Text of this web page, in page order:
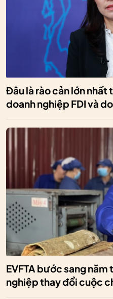
Đâu là rào cản lớn nhất
doanh nghiệp FDI và
EVFTA bước sang
nghiệp thay đổi cuộc